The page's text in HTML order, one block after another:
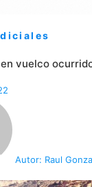
vuelco
Autor: Raul